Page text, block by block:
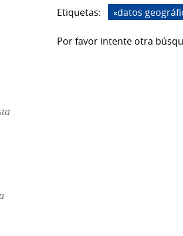
Etiquetas: datos
Por favor intente otra